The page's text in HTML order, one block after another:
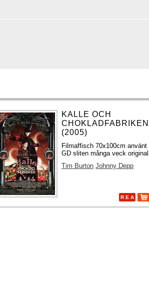
KALLE OCH
CHOKLADFABRIKEN
(2005)
Filmaffisch 70x100cm använt
GD sliten många veck original
Tim Burton Johnny Depp
R E A